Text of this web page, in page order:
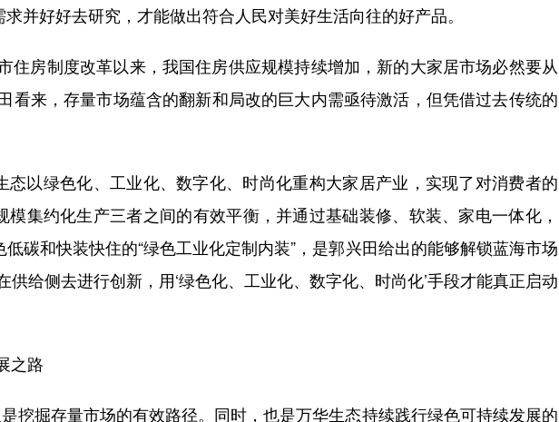
并好好去研究，才能做出符合人民对美好生活向往的好产品。
房制度改革以来，我国住房供应规模持续增加，新的大家居市场必然要从
看来，存量市场蕴含的翻新和局改的巨大内需亟待激活，但凭借过去传统的
以绿色化、工业化、数字化、时尚化重构大家居产业，实现了对消费者的
集约化生产三者之间的有效平衡，并通过基础装修、软装、家电一体化，
碳和快装快住的“绿色工业化定制内装”，是郭兴田给出的能够解锁蓝海市场
供给侧去进行创新，用‘绿色化、工业化、数字化、时尚化’手段才能真正启动
之路
掘存量市场的有效路径。同时，也是万华生态持续践行绿色可持续发展的